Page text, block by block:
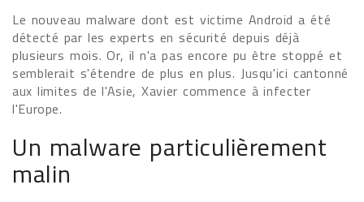
Le nouveau malware dont est victime Android a été
détecté par les experts en sécurité depuis déjà
plusieurs mois. Or, il n'a pas encore pu être stoppé et
semblerait s'étendre de plus en plus. Jusqu'ici cantonné
aux limites de l'Asie, Xavier commence à infecter
l'Europe.
Un malware particulièrement
malin